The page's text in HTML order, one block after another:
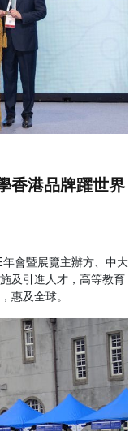
香港品牌躍世界
會暨展覽主辦方、中大
及引進人才，高等教育
惠及全球。